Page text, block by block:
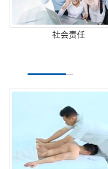
社会责任